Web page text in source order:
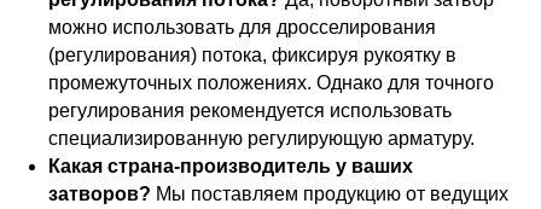
можно использовать для дросселирования
(регулирования) потока, фиксируя рукоятку в
промежуточных положениях. Однако для точного
регулирования рекомендуется использовать
специализированную регулирующую арматуру.
Какая страна-производитель у ваших
затворов? Мы поставляем продукцию от ведущих